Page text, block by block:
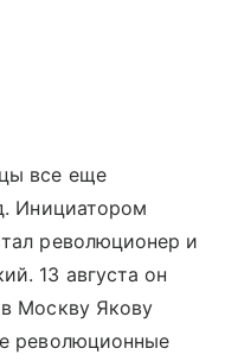
все еще
Инициатором
революционер и
13 августа он
Москву Якову
революционные